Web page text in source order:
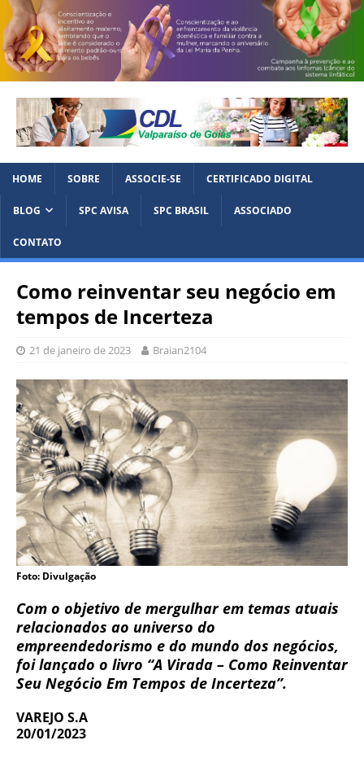
HOME SOBRE ASSOCIE-SE CERTIFICADO DIGITAL
BLOG SPC AVISA SPC BRASIL ASSOCIADO
CONTATO
Como reinventar seu negócio em
tempos de Incerteza
21 de janeiro de 2023 Braian2104
Foto: Divulgação
Com o objetivo de mergulhar em temas atuais
relacionados ao universo do
empreendedorismo e do mundo dos negócios,
foi lançado o livro “A Virada – Como Reinventar
Seu Negócio Em Tempos de Incerteza”.
VAREJO S.A
20/01/2023